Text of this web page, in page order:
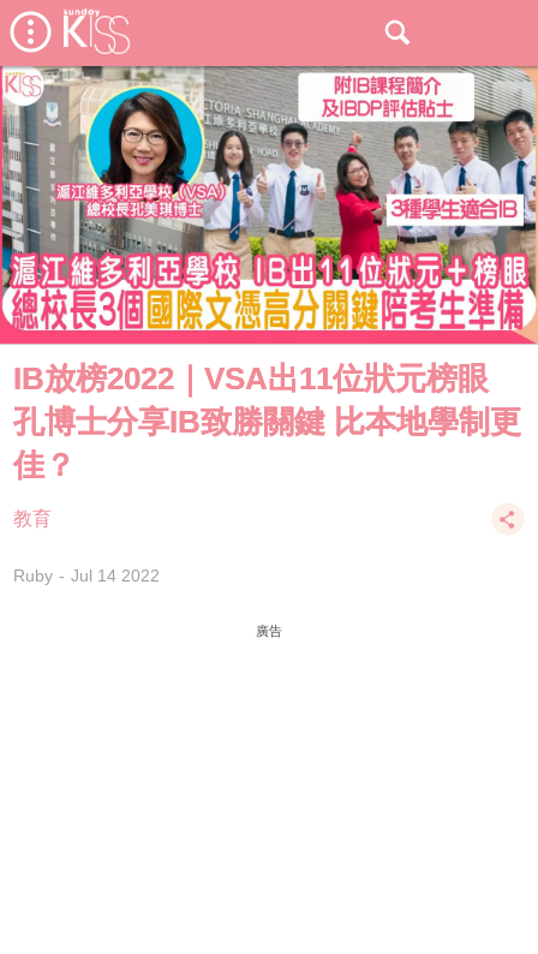
IB放榜2022｜VSA出11位狀元榜眼
孔博士分享IB致勝關鍵 比本地學制更
佳？
教育
Ruby Jul 14 2022
廣告